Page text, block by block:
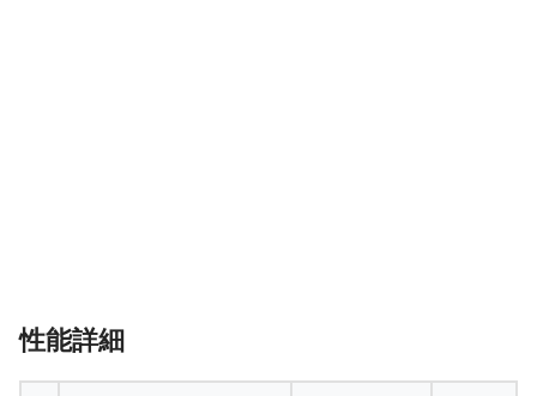
性能詳細